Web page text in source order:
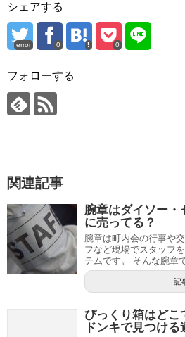
シェアする
error 0 0
フォローする
関連記事
腕章はダイソー・
に売ってる？
腕章は町内会の行事や
フなど現場でスタッフ
テムです。 そんな腕章
記
びっくり箱はどこ
ドンキで見つけ